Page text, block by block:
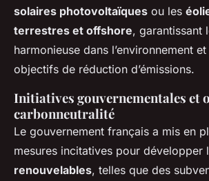
solaires photovoltaïques ou les
terrestres et offshore, garantissant
harmonieuse dans l’environnement
objectifs de réduction d’émissions.
Initiatives gouvernementales et
carbonneutralité
Le gouvernement français a mis en
mesures incitatives pour développer
renouvelables, telles que des